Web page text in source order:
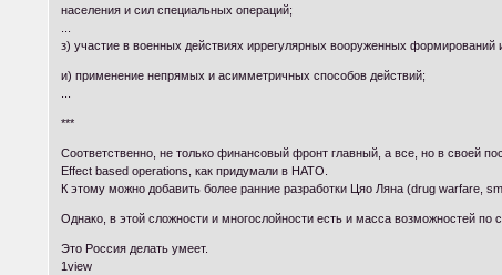
населения и сил специальных операций;
з) участие в военных действиях иррегулярных вооруженных формирований
и) применение непрямых и асимметричных способов действий;
***
Соответственно, не только финансовый фронт главный, а все, но в своей
Effect based operations, как придумали в НАТО.
К этому можно добавить более ранние разработки Цяо Ляна (drug warfare,
Однако, в этой сложности и многослойности есть и масса возможностей
Это Россия делать умеет.
1view